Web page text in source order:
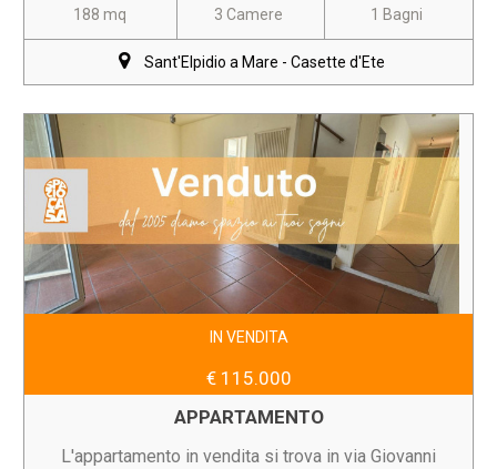
188 mq 3 Camere 1 Bagni
Sant'Elpidio a Mare - Casette d'Ete
IN VENDITA
€ 115.000
APPARTAMENTO
L'appartamento in vendita si trova in via Giovanni